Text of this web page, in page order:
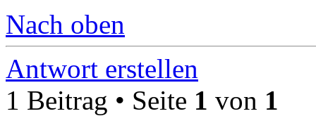
Nach oben
Antwort erstellen
1 Beitrag • Seite 1 von 1